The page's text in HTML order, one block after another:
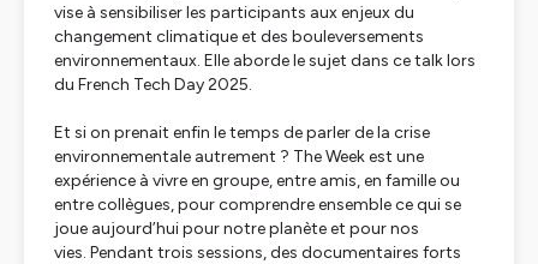
vise à sensibiliser les participants aux enjeux du
changement climatique et des bouleversements
environnementaux. Elle aborde le sujet dans ce talk lors
du French Tech Day 2025.
Et si on prenait enfin le temps de parler de la crise
environnementale autrement ? The Weekest une
expérience à vivre en groupe, entre amis, en famille ou
entre collègues, pour comprendre ensemble ce qui se
joue aujourd’hui pour notre planète et pour nos
vies. Pendant trois sessions, des documentaires forts